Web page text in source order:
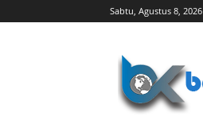
Sabtu, Agustus 8, 2026